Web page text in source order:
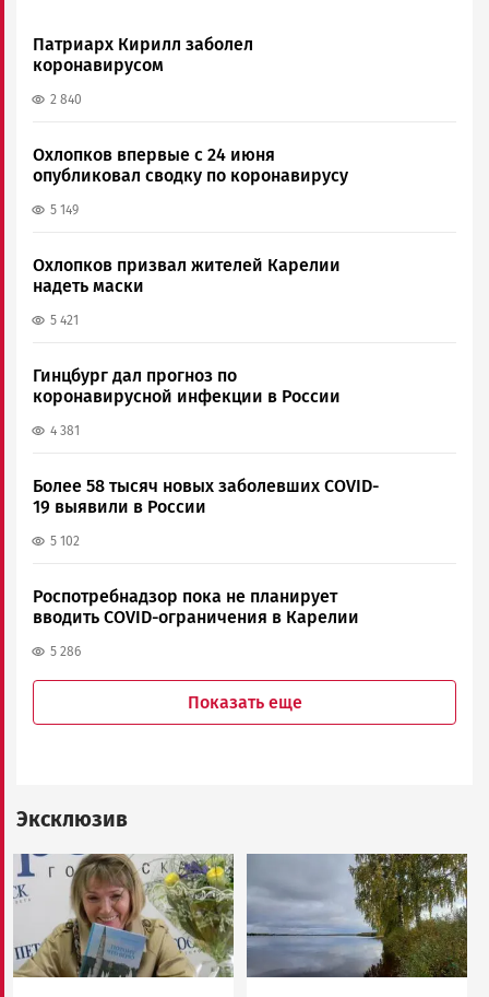
Патриарх Кирилл заболел
коронавирусом
2 840
Охлопков впервые с 24 июня
опубликовал сводку по коронавирусу
5 149
Охлопков призвал жителей Карелии
надеть маски
5 421
Гинцбург дал прогноз по
коронавирусной инфекции в России
4 381
Более 58 тысяч новых заболевших COVID-
19 выявили в России
5 102
Роспотребнадзор пока не планирует
вводить COVID-ограничения в Карелии
5 286
Показать еще
Эксклюзив
Image